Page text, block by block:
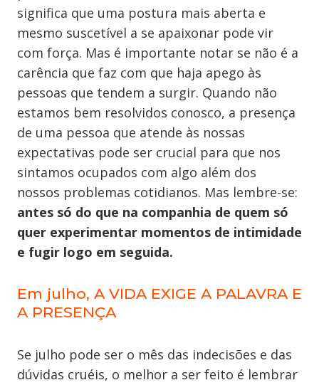
significa que uma postura mais aberta e
mesmo suscetível a se apaixonar pode vir
com força. Mas é importante notar se não é a
carência que faz com que haja apego às
pessoas que tendem a surgir. Quando não
estamos bem resolvidos conosco, a presença
de uma pessoa que atende às nossas
expectativas pode ser crucial para que nos
sintamos ocupados com algo além dos
nossos problemas cotidianos. Mas lembre-se:
antes só do que na companhia de quem só
quer experimentar momentos de intimidade
e fugir logo em seguida.
Em julho, A VIDA EXIGE A PALAVRA E
A PRESENÇA
Se julho pode ser o mês das indecisões e das
dúvidas cruéis, o melhor a ser feito é lembrar